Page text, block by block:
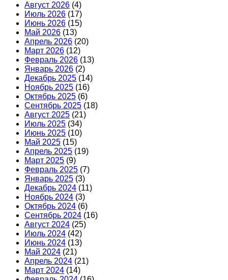
Август 2026 (4)
Июль 2026 (17)
Июнь 2026 (15)
Май 2026 (13)
Апрель 2026 (20)
Март 2026 (12)
Февраль 2026 (13)
Январь 2026 (2)
Декабрь 2025 (14)
Ноябрь 2025 (16)
Октябрь 2025 (6)
Сентябрь 2025 (18)
Август 2025 (21)
Июль 2025 (34)
Июнь 2025 (10)
Май 2025 (15)
Апрель 2025 (19)
Март 2025 (9)
Февраль 2025 (7)
Январь 2025 (3)
Декабрь 2024 (11)
Ноябрь 2024 (3)
Октябрь 2024 (6)
Сентябрь 2024 (16)
Август 2024 (25)
Июль 2024 (42)
Июнь 2024 (13)
Май 2024 (21)
Апрель 2024 (21)
Март 2024 (14)